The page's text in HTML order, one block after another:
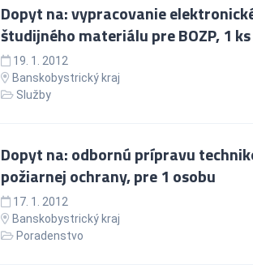
Dopyt na: vypracovanie
študijného materiálu pre BOZP, 1 ks
19. 1. 2012
Banskobystrický kraj
Služby
Dopyt na: odbornú prípravu
požiarnej ochrany, pre 1 osobu
17. 1. 2012
Banskobystrický kraj
Poradenstvo